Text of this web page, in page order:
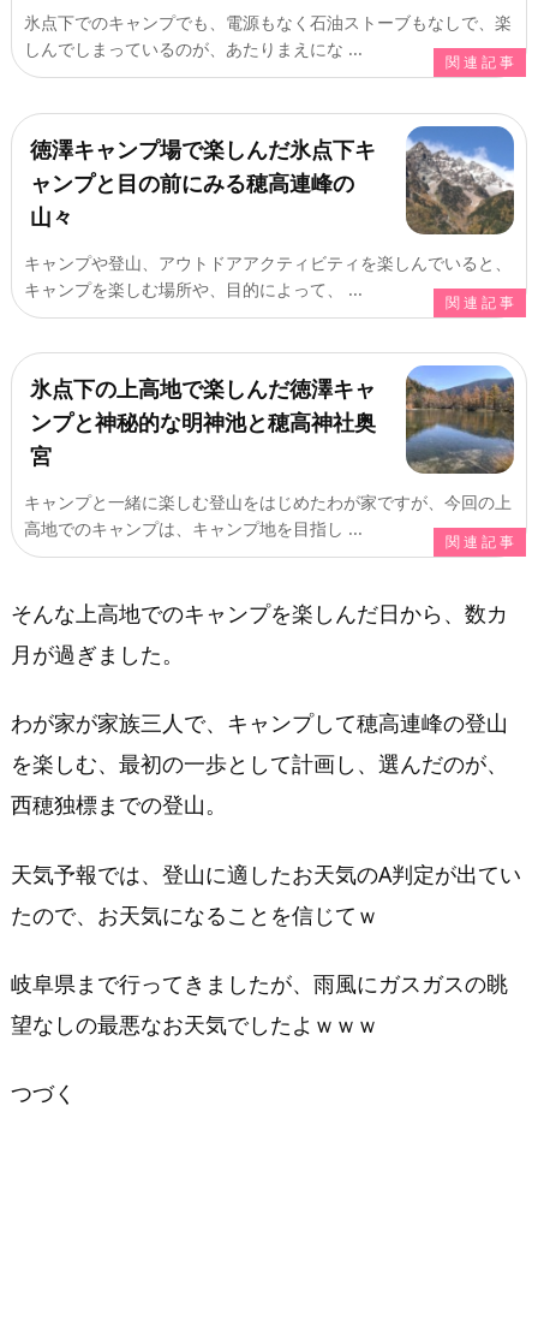
最
初
の
一
歩
は
西
独
標
へ
氷点下でのキャンプでも、電源もなく石油ストーブもなしで、楽
しんでしまっているのが、あたりまえにな ...
徳澤キャンプ場で楽しんだ氷点下キ
ャンプと目の前にみる穂高連峰の
山々
キャンプや登山、アウトドアアクティビティを楽しんでいると、
キャンプを楽しむ場所や、目的によって、 ...
氷点下の上高地で楽しんだ徳澤キャ
ンプと神秘的な明神池と穂高神社奥
宮
キャンプと一緒に楽しむ登山をはじめたわが家ですが、今回の上
高地でのキャンプは、キャンプ地を目指し ...
そんな上高地でのキャンプを楽しんだ日から、数カ
月が過ぎました。
わが家が家族三人で、キャンプして穂高連峰の登山
を楽しむ、最初の一歩として計画し、選んだのが、
西穂独標までの登山。
天気予報では、登山に適したお天気のA判定が出てい
たので、お天気になることを信じてｗ
岐阜県まで行ってきましたが、雨風にガスガスの眺
望なしの最悪なお天気でしたよｗｗｗ
つづく